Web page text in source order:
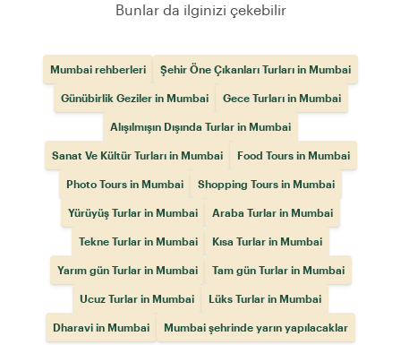
Bunlar da ilginizi çekebilir
Mumbai rehberleri Şehir Öne Çıkanları Turları in Mumbai
Günübirlik Geziler in Mumbai Gece Turları in Mumbai
Alışılmışın Dışında Turlar in Mumbai
Sanat Ve Kültür Turları in Mumbai Food Tours in Mumbai
Photo Tours in Mumbai Shopping Tours in Mumbai
Yürüyüş Turlar in Mumbai Araba Turlar in Mumbai
Tekne Turlar in Mumbai Kısa Turlar in Mumbai
Yarım gün Turlar in Mumbai Tam gün Turlar in Mumbai
Ucuz Turlar in Mumbai Lüks Turlar in Mumbai
Dharavi in Mumbai Mumbai şehrinde yarın yapılacaklar